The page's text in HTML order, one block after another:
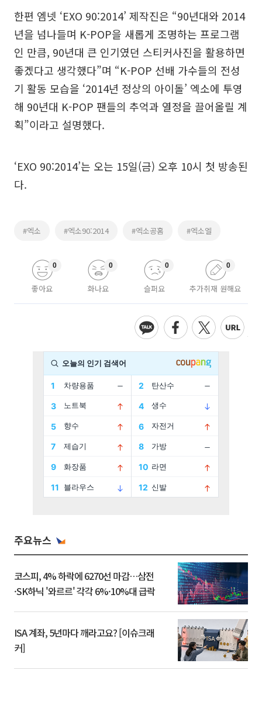
한편 엠넷 ‘EXO 90:2014’ 제작진은 “90년대와 2014
년을 넘나들며 K-POP을 새롭게 조명하는 프로그램
인 만큼, 90년대 큰 인기였던 스티커사진을 활용하면
좋겠다고 생각했다”며 “K-POP 선배 가수들의 전성
기 활동 모습을 ‘2014년 정상의 아이돌’ 엑소에 투영
해 90년대 K-POP 팬들의 추억과 열정을 끌어올릴 계
획”이라고 설명했다.
‘EXO 90:2014’는 오는 15일(금) 오후 10시 첫 방송된
다.
#엑소 #엑소90:2014 #엑소공홈 #엑소엘
좋아요
0
화나요
0
슬퍼요
0
추가취재 원해요
0
주요뉴스
코스피, 4% 하락에 6270선 마감…삼전
·SK하닉 '와르르' 각각 6%·10%대 급락
ISA 계좌, 5년마다 깨라고요? [이슈크래
커]